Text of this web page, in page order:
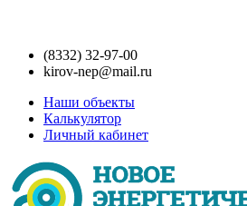
(8332) 32-97-00
kirov-nep@mail.ru
Наши объекты
Калькулятор
Личный кабинет